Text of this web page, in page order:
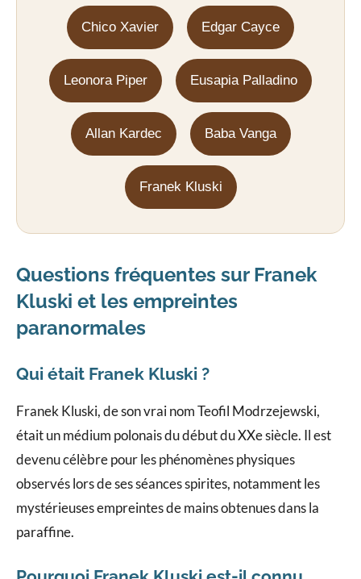
Chico Xavier Edgar Cayce
Leonora Piper Eusapia Palladino
Allan Kardec Baba Vanga
Franek Kluski
Questions fréquentes sur Franek
Kluski et les empreintes
paranormales
Qui était Franek Kluski ?
Franek Kluski, de son vrai nom Teofil Modrzejewski,
était un médium polonais du début du XXe siècle. Il est
devenu célèbre pour les phénomènes physiques
observés lors de ses séances spirites, notamment les
mystérieuses empreintes de mains obtenues dans la
paraffine.